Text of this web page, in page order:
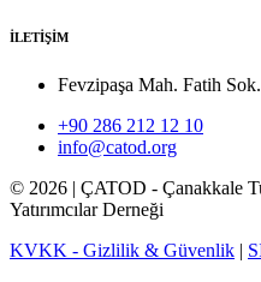
İLETİŞİM
Fevzipaşa Mah. Fatih
+90 286 212 12 10
info@catod.org
© 2026 | ÇATOD - Çanakkale
Yatırımcılar Derneği
KVKK - Gizlilik & Güvenlik |